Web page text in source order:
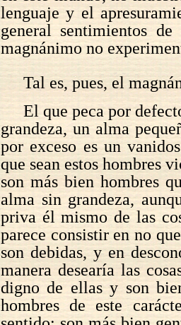
lenguaje y el
general sentimientos
magnánimo no
Tal es, pues, el
El que peca por
grandeza, un alma
por exceso es un
que sean estos hombres
son más bien hombres
alma sin grandeza,
priva él mismo de las
parece consistir en no
son debidas, y en
manera desearía las
digno de ellas y son
hombres de este